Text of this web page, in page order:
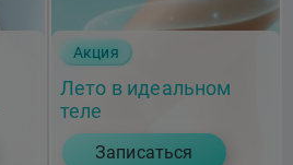
Акция
Лето в идеальном
теле
Записаться